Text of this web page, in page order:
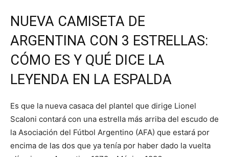
NUEVA CAMISETA DE
ARGENTINA CON 3 ESTRELLAS:
CÓMO ES Y QUÉ DICE LA
LEYENDA EN LA ESPALDA
Es que la nueva casaca del plantel que dirige Lionel
Scaloni contará con una estrella más arriba del escudo de
la Asociación del Fútbol Argentino (AFA) que estará por
encima de las dos que ya tenía por haber dado la vuelta